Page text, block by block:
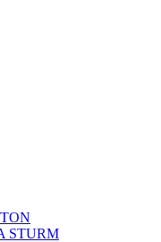
STURM